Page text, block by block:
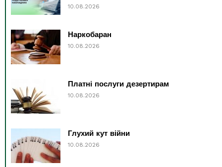
10.08.2026
Наркобаран
10.08.2026
Платні послуги дезертирам
10.08.2026
Глухий кут війни
10.08.2026